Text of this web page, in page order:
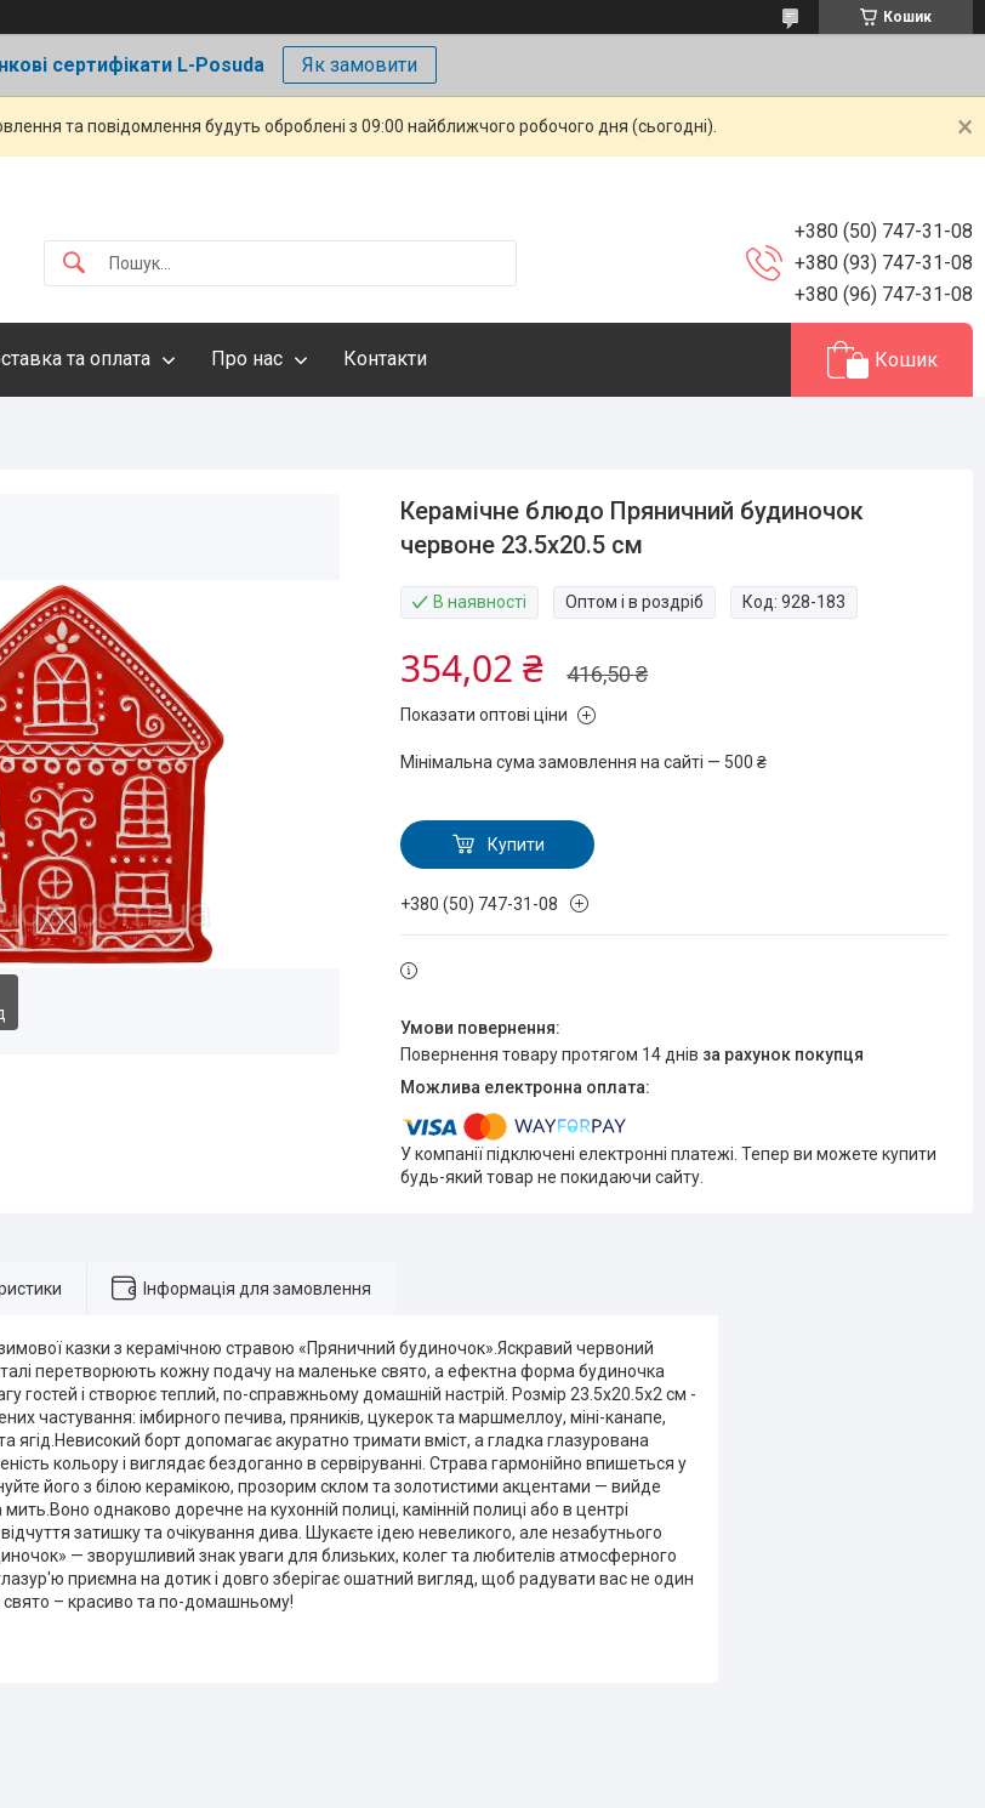
Кошик
сертифікати L-Posuda Як замовити
та повідомлення будуть оброблені з 09:00 найближчого робочого дня (сьогодні).
+380 (50) 747-31-08
+380 (93) 747-31-08
+380 (96) 747-31-08
та оплата Про нас Контакти Кошик
Керамічне блюдо Пряничний будиночок
червоне 23.5x20.5 см
В наявності Оптом і в роздріб Код:928-183
416,50 ₴
354,02 ₴
Показати оптові ціни
Мінімальна сума замовлення на сайті — 500 ₴
Купити
+380 (50) 747-31-08
повернення товару протягом 14 днів за рахунок покупця
У компанії підключені електронні платежі. Тепер ви можете купити
будь-який товар не покидаючи сайту.
Інформація для замовлення
казки з керамічною стравою «Пряничний будиночок».Яскравий червоний
перетворюють кожну подачу на маленьке свято, а ефектна форма будиночка
гостей і створює теплий, по-справжньому домашній настрій. Розмір 23.5x20.5x2 см -
частування: імбирного печива, пряників, цукерок та маршмеллоу, міні-канапе,
ягід.Невисокий борт допомагає акуратно тримати вміст, а гладка глазурована
кольору і виглядає бездоганно в сервіруванні. Страва гармонійно впишеться у
його з білою керамікою, прозорим склом та золотистими акцентами — вийде
мить.Воно однаково доречне на кухонній полиці, камінній полиці або в центрі
затишку та очікування дива. Шукаєте ідею невеликого, але незабутнього
— зворушливий знак уваги для близьких, колег та любителів атмосферного
приємна на дотик і довго зберігає ошатний вигляд, щоб радувати вас не один
свято – красиво та по-домашньому!